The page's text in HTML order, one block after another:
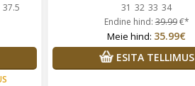
37.5
31 32 33 34
Endine hind:39.99€*
Meie hind: 35.99€
ESITA TELLIMUS